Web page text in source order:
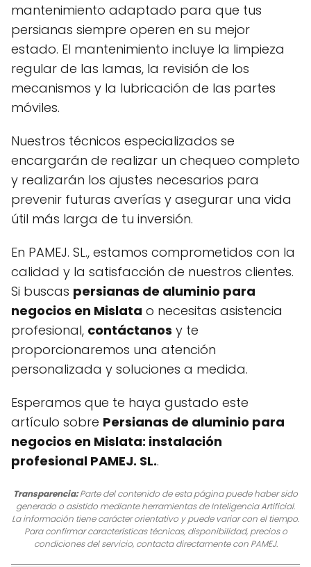
mantenimiento adaptado para que tus
persianas siempre operen en su mejor
estado. El mantenimiento incluye la limpieza
regular de las lamas, la revisión de los
mecanismos y la lubricación de las partes
móviles.
Nuestros técnicos especializados se
encargarán de realizar un chequeo completo
y realizarán los ajustes necesarios para
prevenir futuras averías y asegurar una vida
útil más larga de tu inversión.
En PAMEJ. SL., estamos comprometidos con la
calidad y la satisfacción de nuestros clientes.
Si buscas persianas de aluminio para
negocios en Mislata o necesitas asistencia
profesional, contáctanos y te
proporcionaremos una atención
personalizada y soluciones a medida.
Esperamos que te haya gustado este
artículo sobre Persianas de aluminio para
negocios en Mislata: instalación
profesional PAMEJ. SL..
Transparencia:Parte del contenido de esta página puede haber sido
generado o asistido mediante herramientas de Inteligencia Artificial.
La información tiene carácter orientativo y puede variar con el tiempo.
Para confirmar características técnicas, disponibilidad, precios o
condiciones del servicio, contacta directamente con PAMEJ.